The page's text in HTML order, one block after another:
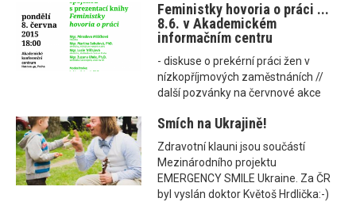
Feministky hovoria o práci ...
8.6. v Akademickém
informačním centru
- diskuse o prekérní práci žen v
nízkopříjmových zaměstnáních //
další pozvánky na červnové akce
Smích na Ukrajině!
Zdravotní klauni jsou součástí
Mezinárodního projektu
EMERGENCY SMILE Ukraine. Za ČR
byl vyslán doktor Květoš Hrdlička:-)